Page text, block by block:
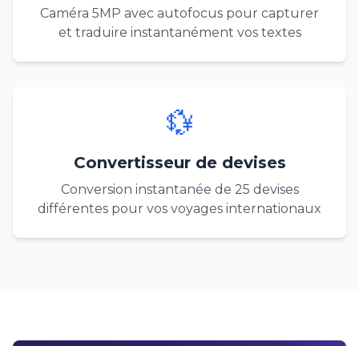
Caméra 5MP avec autofocus pour capturer
et traduire instantanément vos textes
💱
Convertisseur de devises
Conversion instantanée de 25 devises
différentes pour vos voyages internationaux